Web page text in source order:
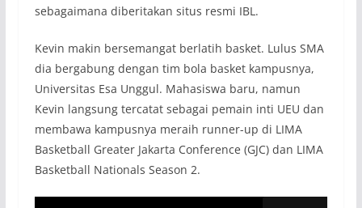
sebagaimana diberitakan situs resmi IBL.
Kevin makin bersemangat berlatih basket. Lulus SMA
dia bergabung dengan tim bola basket kampusnya,
Universitas Esa Unggul. Mahasiswa baru, namun
Kevin langsung tercatat sebagai pemain inti UEU dan
membawa kampusnya meraih runner-up di LIMA
Basketball Greater Jakarta Conference (GJC) dan LIMA
Basketball Nationals Season 2.